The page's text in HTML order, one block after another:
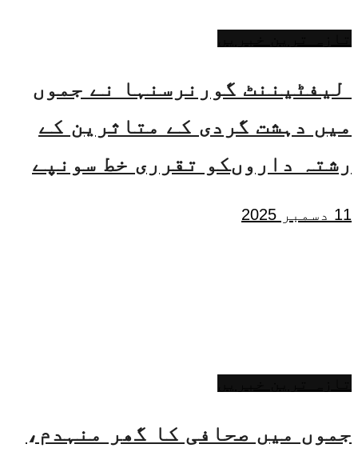
لیفٹیننٹ گورنرسنہا نے جموں
میں دہشت گردی کے متاثرین کے
رشتہ داروںکو تقرری خط سونپے
11 دسمبر 2025
جموں میں صحافی کا گھر منہدم،